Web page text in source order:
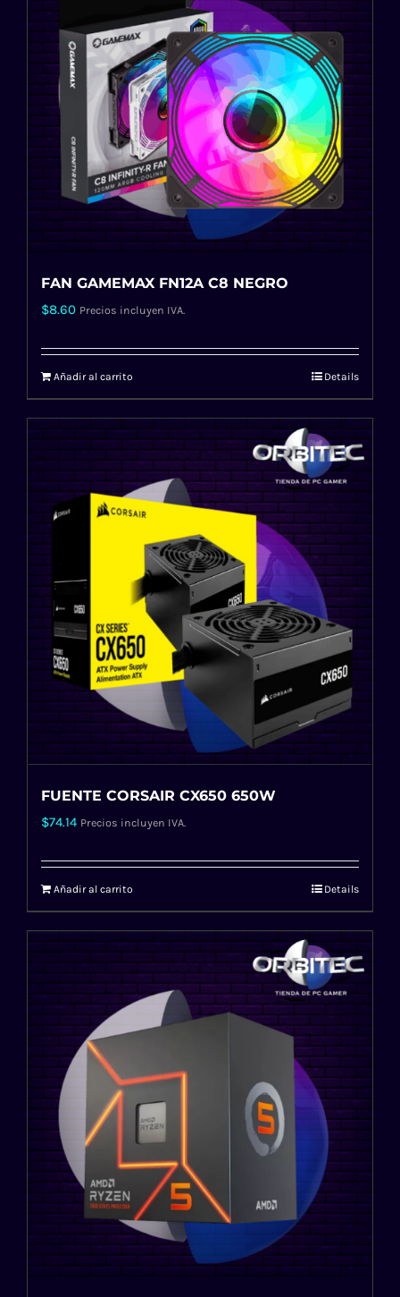
FAN GAMEMAX FN12A C8 NEGRO
$8.60 Precios incluyen IVA.
Añadir al carrito Details
FUENTE CORSAIR CX650 650W
$74.14 Precios incluyen IVA.
Añadir al carrito Details